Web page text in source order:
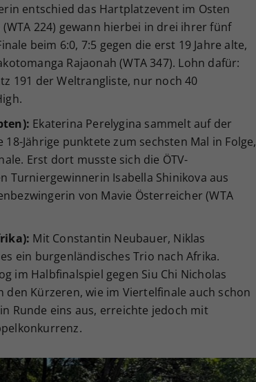
entschied das Hartplatzevent im Osten
224) gewann hierbei in drei ihrer fünf
beim 6:0, 7:5 gegen die erst 19 Jahre alte,
Rajaonah (WTA 347). Lohn dafür:
191 der Weltrangliste, nur noch 40
Ekaterina Perelygina sammelt auf der
Jährige punktete zum sechsten Mal in Folge,
Erst dort musste sich die ÖTV-
Turniergewinnerin Isabella Shinikova aus
von Mavie Österreicher (WTA
Mit Constantin Neubauer, Niklas
ein burgenländisches Trio nach Afrika.
im Halbfinalspiel gegen Siu Chi Nicholas
den Kürzeren, wie im Viertelfinale auch schon
Runde eins aus, erreichte jedoch mit